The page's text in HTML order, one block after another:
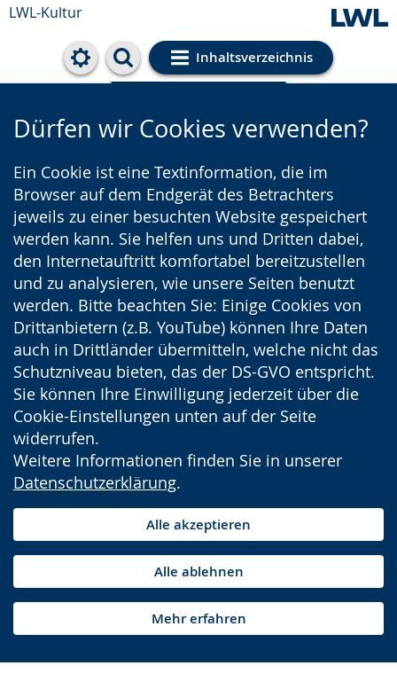
LWL-Kultur
Inhaltsverzeichnis
Cookie-Einstellungen
Dürfen wir Cookies verwenden?
Ein Cookie ist eine Textinformation, die im
Browser auf dem Endgerät des Betrachters
jeweils zu einer besuchten Website gespeichert
werden kann. Sie helfen uns und Dritten dabei,
den Internetauftritt komfortabel bereitzustellen
und zu analysieren, wie unsere Seiten benutzt
werden. Bitte beachten Sie: Einige Cookies von
Drittanbietern (z.B. YouTube) können Ihre Daten
auch in Drittländer übermitteln, welche nicht das
Schutzniveau bieten, das der DS-GVO entspricht.
Sie können Ihre Einwilligung jederzeit über die
Cookie-Einstellungen unten auf der Seite
widerrufen.
Weitere Informationen finden Sie in unserer
Datenschutzerklärung.
Alle akzeptieren
Alle ablehnen
Mehr erfahren